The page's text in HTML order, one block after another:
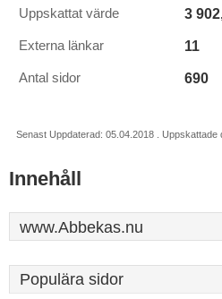
Uppskattat värde 3
Externa länkar 11
Antal sidor 690
Senast Uppdaterad: 05.04.2018 . Uppskattade
Innehåll
www.Abbekas.nu
Populära sidor